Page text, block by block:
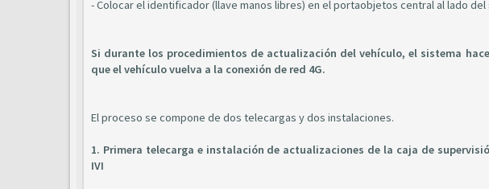
- Colocar el identificador (llave manos libres) en el portaobjetos central al lado
Si durante los procedimientos de actualización del vehículo, el sistema
que el vehículo vuelva a la conexión de red 4G.
El proceso se compone de dos telecargas y dos instalaciones.
1. Primera telecarga e instalación de actualizaciones de la caja de
IVI